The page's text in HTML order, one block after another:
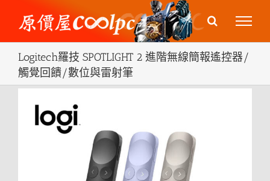
content
Logitech羅技 SPOTLIGHT 2 進階無線簡報遙控器/
觸覺回饋/數位與雷射筆
Larger